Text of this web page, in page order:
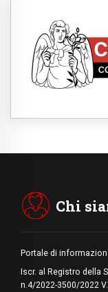
Chi
Portale di
Iscr. al Registro della
n.4/2022-3500/2022